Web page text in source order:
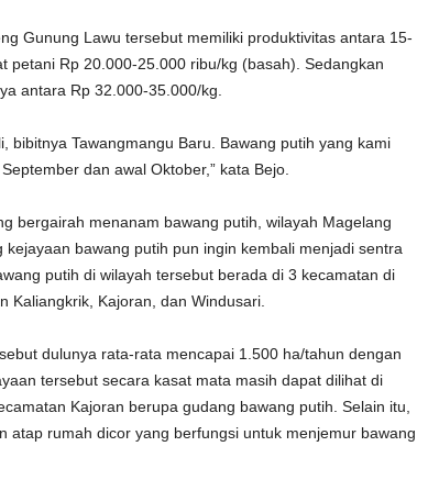
Gunung Lawu tersebut memiliki produktivitas antara 15-
petani Rp 20.000-25.000 ribu/kg (basah). Sedangkan
antara Rp 32.000-35.000/kg.
bibitnya Tawangmangu Baru. Bawang putih yang kami
dan awal Oktober,” kata Bejo.
bergairah menanam bawang putih, wilayah Magelang
bawang putih pun ingin kembali menjadi sentra
putih di wilayah tersebut berada di 3 kecamatan di
Kaliangkrik, Kajoran, dan Windusari.
dulunya rata-rata mencapai 1.500 ha/tahun dengan
tersebut secara kasat mata masih dapat dilihat di
Kajoran berupa gudang bawang putih. Selain itu,
atap rumah dicor yang berfungsi untuk menjemur bawang